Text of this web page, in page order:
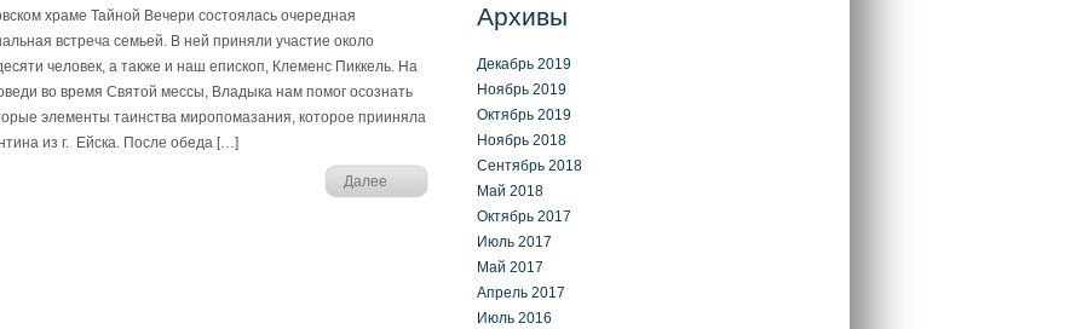
храме Тайной Вечери состоялась очередная
встреча семьей. В ней приняли участие около
человек, а также и наш епископ, Клеменс Пиккель. На
во время Святой мессы, Владыка нам помог осознать
элементы таинства миропомазания, которое прииняла
из г. Ейска. После обеда […]
Далее
Архивы
Декабрь 2019
Ноябрь 2019
Октябрь 2019
Ноябрь 2018
Сентябрь 2018
Май 2018
Октябрь 2017
Июль 2017
Май 2017
Апрель 2017
Июль 2016